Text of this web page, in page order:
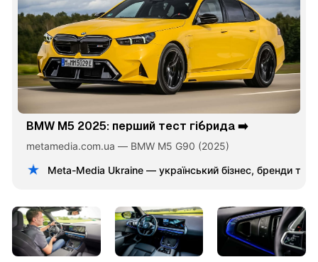
BMW M5 2025: перший тест гібрида ➡️
metamedia.com.ua — BMW M5 G90 (2025)
Meta-Media Ukraine — український бізнес, бренди та